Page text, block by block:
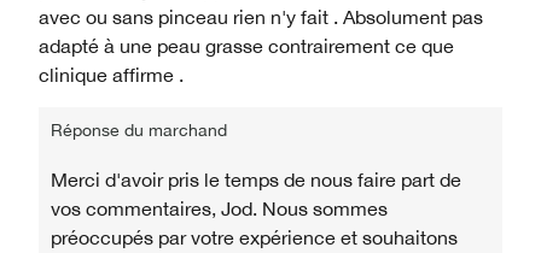
avec ou sans pinceau rien n'y fait . Absolument pas
adapté à une peau grasse contrairement ce que
clinique affirme .
Réponse du marchand
Merci d'avoir pris le temps de nous faire part de
vos commentaires, Jod. Nous sommes
préoccupés par votre expérience et souhaitons